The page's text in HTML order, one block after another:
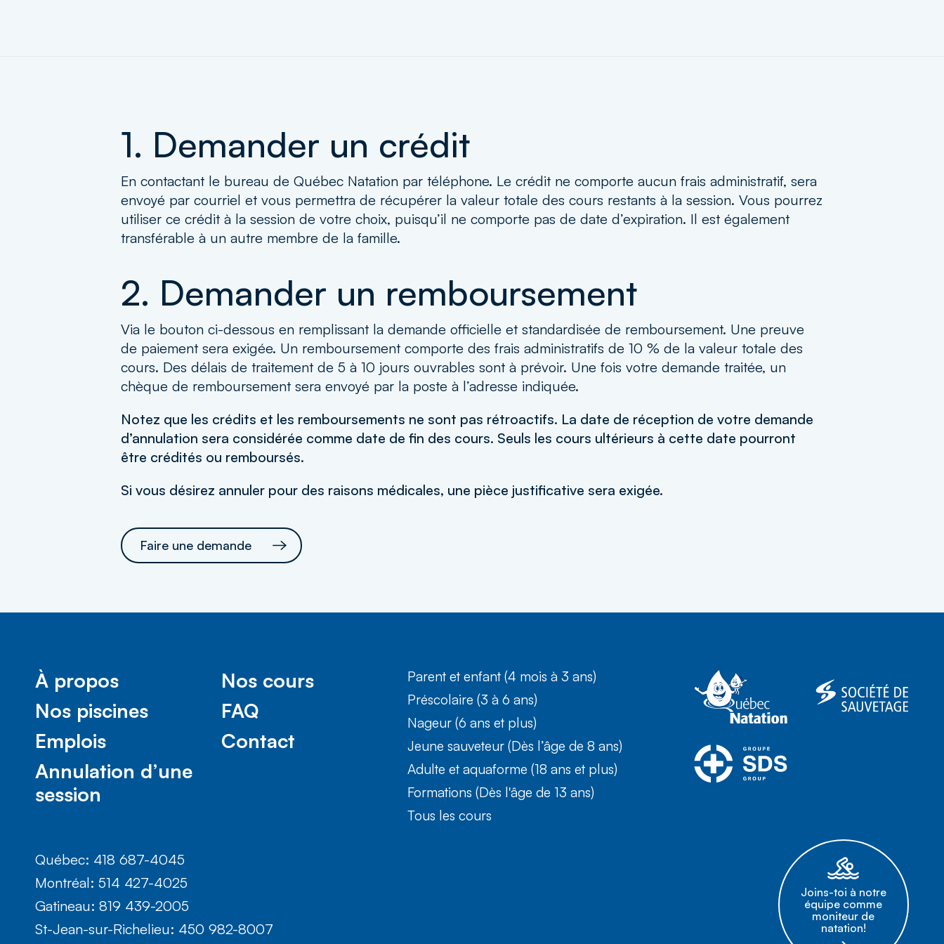
1. Demander un crédit
En contactant le bureau de Québec Natation par téléphone. Le crédit ne comporte aucun frais administratif, sera
envoyé par courriel et vous permettra de récupérer la valeur totale des cours restants à la session. Vous pourrez
utiliser ce crédit à la session de votre choix, puisqu’il ne comporte pas de date d’expiration. Il est également
transférable à un autre membre de la famille.
2. Demander un remboursement
Via le bouton ci-dessous en remplissant la demande officielle et standardisée de remboursement. Une preuve
de paiement sera exigée. Un remboursement comporte des frais administratifs de 10 % de la valeur totale des
cours. Des délais de traitement de 5 à 10 jours ouvrables sont à prévoir. Une fois votre demande traitée, un
chèque de remboursement sera envoyé par la poste à l’adresse indiquée.
Notez que les crédits et les remboursements ne sont pas rétroactifs. La date de réception de votre demande
d’annulation sera considérée comme date de fin des cours. Seuls les cours ultérieurs à cette date pourront
être crédités ou remboursés.
Si vous désirez annuler pour des raisons médicales, une pièce justificative sera exigée.
Faire une demande
À propos
Nos cours
Nos piscines
FAQ
Emplois
Contact
Annulation d’une
session
Québec: 418 687-4045
Montréal: 514 427-4025
Gatineau: 819 439-2005
St-Jean-sur-Richelieu: 450 982-8007
Parent et enfant (4 mois à 3 ans)
Préscolaire (3 à 6 ans)
Nageur (6 ans et plus)
Jeune sauveteur (Dès l’âge de 8 ans)
Adulte et aquaforme (18 ans et plus)
Formations (Dès l'âge de 13 ans)
Tous les cours
Joins-toi à notre
équipe comme
moniteur de
natation!